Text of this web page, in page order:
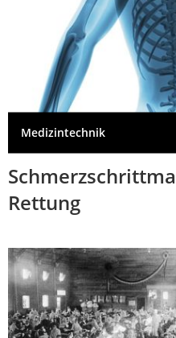
Medizintechnik
Rettung